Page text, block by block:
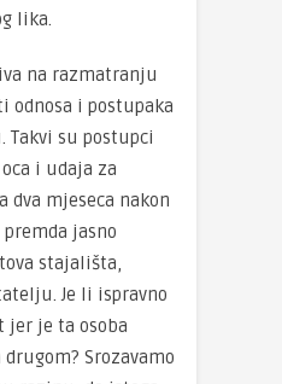
lika.
na razmatranju
odnosa i postupaka
su postupci
i udaja za
dva mjeseca nakon
jasno
stajališta,
Je li ispravno
je ta osoba
Srozavamo